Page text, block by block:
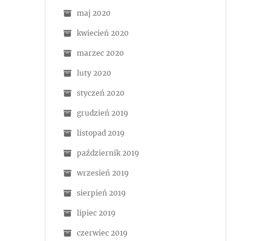
maj 2020
kwiecień 2020
marzec 2020
luty 2020
styczeń 2020
grudzień 2019
listopad 2019
październik 2019
wrzesień 2019
sierpień 2019
lipiec 2019
czerwiec 2019